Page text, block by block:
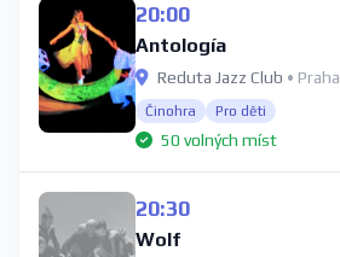
20:00
Antología
Reduta Jazz Club • Praha
Činohra Pro děti
50 volných míst
20:30
Wolf